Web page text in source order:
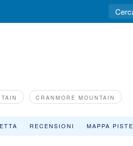
CRANMORE MOUNTAIN
RECENSIONI MAPPA PISTE